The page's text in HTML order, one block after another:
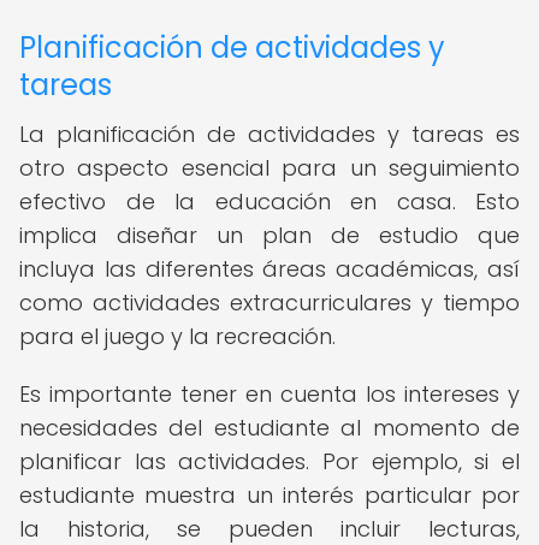
Planificación de actividades y
tareas
La planificación de actividades y tareas es
otro aspecto esencial para un seguimiento
efectivo de la educación en casa. Esto
implica diseñar un plan de estudio que
incluya las diferentes áreas académicas, así
como actividades extracurriculares y tiempo
para el juego y la recreación.
Es importante tener en cuenta los intereses y
necesidades del estudiante al momento de
planificar las actividades. Por ejemplo, si el
estudiante muestra un interés particular por
la historia, se pueden incluir lecturas,